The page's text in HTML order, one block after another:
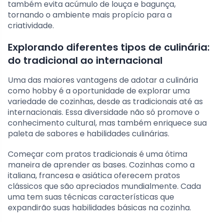
também evita acúmulo de louça e bagunça,
tornando o ambiente mais propício para a
criatividade.
Explorando diferentes tipos de culinária:
do tradicional ao internacional
Uma das maiores vantagens de adotar a culinária
como hobby é a oportunidade de explorar uma
variedade de cozinhas, desde as tradicionais até as
internacionais. Essa diversidade não só promove o
conhecimento cultural, mas também enriquece sua
paleta de sabores e habilidades culinárias.
Começar com pratos tradicionais é uma ótima
maneira de aprender as bases. Cozinhas como a
italiana, francesa e asiática oferecem pratos
clássicos que são apreciados mundialmente. Cada
uma tem suas técnicas características que
expandirão suas habilidades básicas na cozinha.